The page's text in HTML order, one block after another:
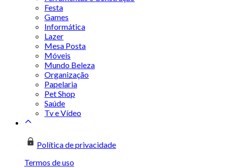
Festa
Games
Informática
Lazer
Mesa Posta
Móveis
Mundo Beleza
Organização
Papelaria
Pet Shop
Saúde
Tv e Vídeo
Política de privacidade
Termos de uso